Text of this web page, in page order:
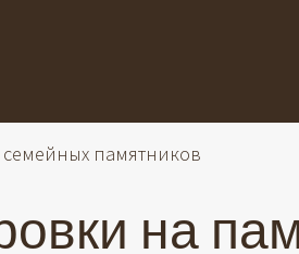
памятников
на